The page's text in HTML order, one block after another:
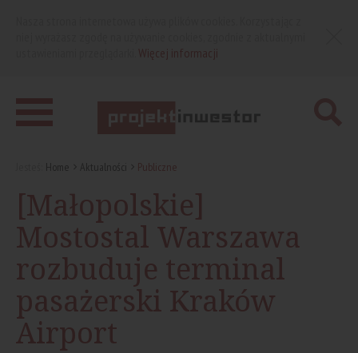
Home Aktualności Publiczne
[Małopolskie]
Mostostal Warszawa
rozbuduje terminal
pasażerski Kraków
Airport